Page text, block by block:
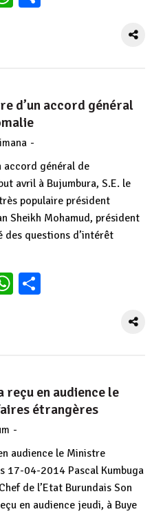
d’un accord général
-
accord général de
avril à Bujumbura, S.E. le
populaire président
Sheikh Mohamud, président
des questions d’intérêt
WhatsApp
reçu en audience le
étrangères
-
audience le Ministre
17-04-2014 Pascal Kumbuga
de l’Etat Burundais Son
en audience jeudi, à Buye